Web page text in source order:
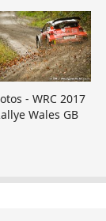
- WRC 2017
Wales GB